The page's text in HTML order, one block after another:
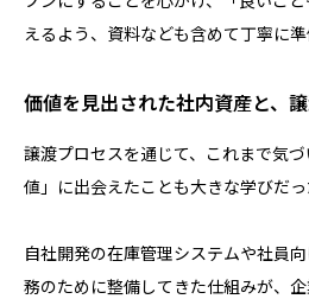
えるよう、資料なども含めて丁寧に準
価値を見出された社内資産と、
譲渡プロセスを通じて、これまで気
値」に出会えたことも大きな学びだっ
自社開発の在庫管理システムや社員
務のために整備してきた仕組みが、